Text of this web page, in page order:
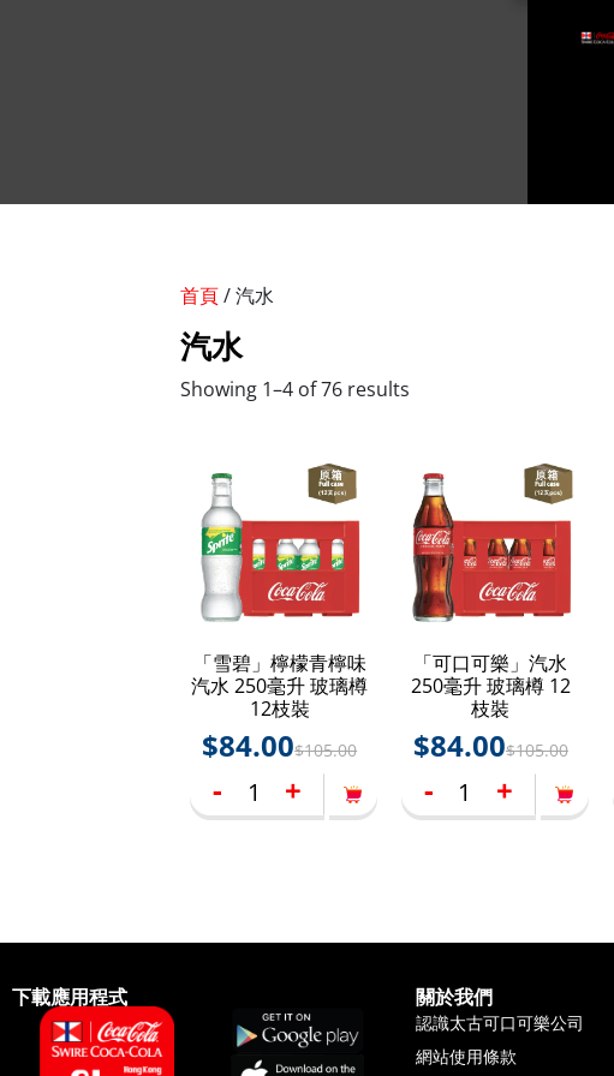
首頁/ 汽水
汽水
Showing 1–4 of 76 results
「雪碧」檸檬青檸味
汽水 250毫升 玻璃樽
12枝裝
$105.00
$84.00
-
+
「可口可樂」汽水
250毫升 玻璃樽 12
枝裝
$105.00
$84.00
-
+
下載應用程式 關於我們
認識太古可口可樂公司
網站使用條款